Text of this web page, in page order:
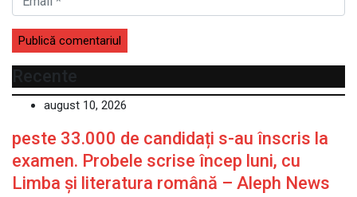
Recente
august 10, 2026
peste 33.000 de candidați s-au înscris la
examen. Probele scrise încep luni, cu
Limba și literatura română – Aleph News